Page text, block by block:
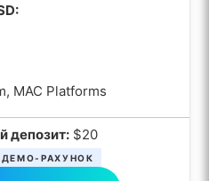
MAC Platforms
депозит: $20
РАХУНОК